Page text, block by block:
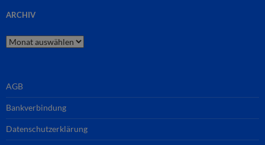
ARCHIV
Archiv
AGB
Bankverbindung
Datenschutzerklärung